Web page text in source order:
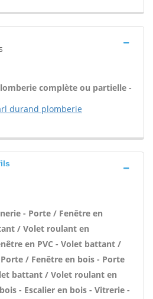
complète ou partielle -
durand plomberie
- Porte / Fenêtre en
/ Volet roulant en
en PVC - Volet battant /
/ Fenêtre en bois - Porte
battant / Volet roulant en
- Escalier en bois - Vitrerie -